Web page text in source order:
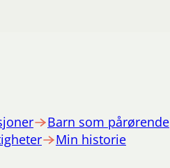
Barn som pårørende
Min historie